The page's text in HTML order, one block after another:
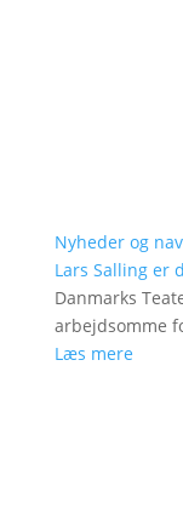
Nyheder og
Lars Salling er
Danmarks
arbejdsomme
Læs mere